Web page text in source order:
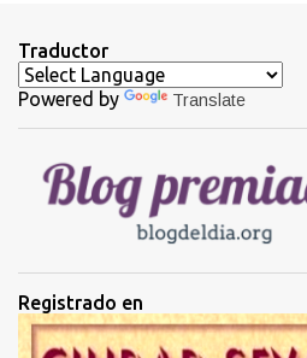
a
r
o
s
Traductor
Powered by Translate
Registrado en